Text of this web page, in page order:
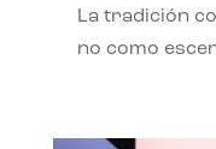
La tradición
no como